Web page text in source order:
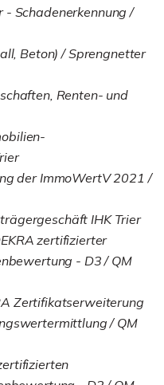
Schadenerkennung /
Beton) / Sprengnetter
Renten- und
der ImmoWertV 2021 /
IHK Trier
zertifizierter
- D3 / QM
Zertifikatserweiterung
/ QM